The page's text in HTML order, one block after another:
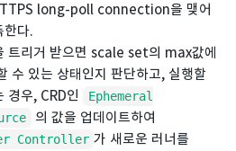
long-poll connection을 맺어
한다.
트리거 받으면 scale set의 max값에
수 있는 상태인지 판단하고, 실행할
경우, CRD인
Ephemeral
의 값을 업데이트하여
Controller 가 새로운 러너를